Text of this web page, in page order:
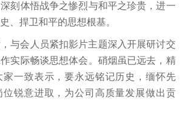
刻体悟战争之惨烈与和平之珍贵，进一
、捍卫和平的思想根基。
与会人员紧扣影片主题深入开展研讨交
实际畅谈思想体会。硝烟虽已远去，精
家一致表示，要永远铭记历史，缅怀先
位锐意进取，为公司高质量发展做出贡